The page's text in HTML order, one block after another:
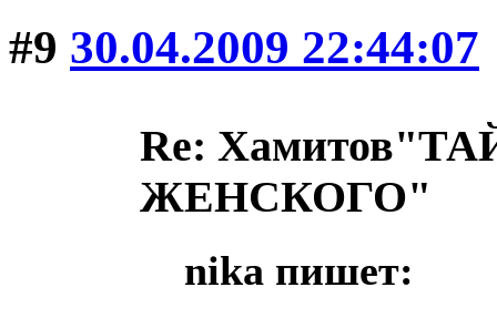
#9 30.04.2009 22:44:07
Re:
ЖЕНСКОГО"
nika пишет: